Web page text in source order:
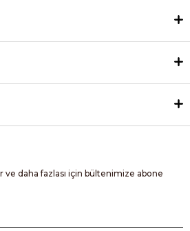
ve daha fazlası için bültenimize abone